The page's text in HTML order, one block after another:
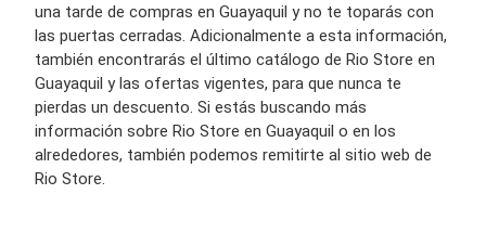
una tarde de compras en Guayaquil y no te toparás con
las puertas cerradas. Adicionalmente a esta información,
también encontrarás el último catálogo de Rio Store en
Guayaquil y las ofertas vigentes, para que nunca te
pierdas un descuento. Si estás buscando más
información sobre Rio Store en Guayaquil o en los
alrededores, también podemos remitirte al sitio web de
Rio Store.